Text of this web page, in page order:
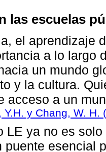
las escuelas
el aprendizaje
a lo largo
un mundo
y la cultura.
acceso a un
Y.H. y Chang, W. H.
LE ya no es
puente esencial